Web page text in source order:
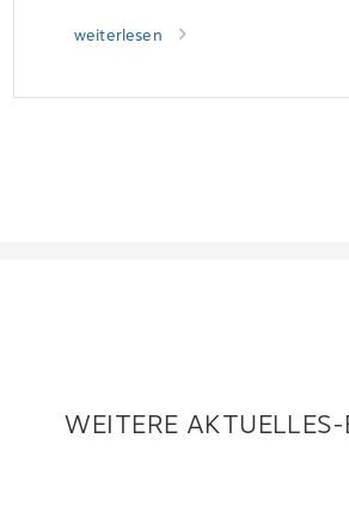
weiterlesen
WEITERE